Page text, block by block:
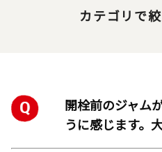
カテゴリで
開栓前のジャム
うに感じます。